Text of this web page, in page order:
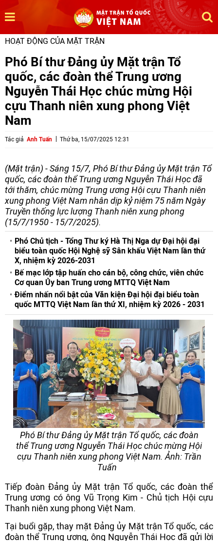
HOẠT ĐỘNG CỦA MẶT TRẬN
Phó Bí thư Đảng ủy Mặt trận Tổ
quốc, các đoàn thể Trung ương
Nguyễn Thái Học chúc mừng Hội
cựu Thanh niên xung phong Việt
Nam
Tác giả Anh Tuấn Thứ ba, 15/07/2025 12:31
(Mặt trận) - Sáng 15/7, Phó Bí thư Đảng ủy Mặt trận Tổ
quốc, các đoàn thể Trung ương Nguyễn Thái Học đã
tới thăm, chúc mừng Trung ương Hội cựu Thanh niên
xung phong Việt Nam nhân dịp kỷ niệm 75 năm Ngày
Truyền thống lực lượng Thanh niên xung phong
(15/7/1950 - 15/7/2025).
Phó Chủ tịch - Tổng Thư ký Hà Thị Nga dự Đại hội đại
biểu toàn quốc Hội Nghệ sỹ Sân khấu Việt Nam lần thứ
X, nhiệm kỳ 2026-2031
Bế mạc lớp tập huấn cho cán bộ, công chức, viên chức
Cơ quan Ủy ban Trung ương MTTQ Việt Nam
Điểm nhấn nổi bật của Văn kiện Đại hội đại biểu toàn
quốc MTTQ Việt Nam lần thứ XI, nhiệm kỳ 2026 - 2031
Phó Bí thư Đảng ủy Mặt trận Tổ quốc, các đoàn
thể Trung ương Nguyễn Thái Học chúc mừng Hội
cựu Thanh niên xung phong Việt Nam. Ảnh: Trần
Tuấn
Tiếp đoàn Đảng ủy Mặt trận Tổ quốc, các đoàn thể
Trung ương có ông Vũ Trọng Kim - Chủ tịch Hội cựu
Thanh niên xung phong Việt Nam.
Tại buổi gặp, thay mặt Đảng ủy Mặt trận Tổ quốc, các
đoàn thể Trung ương, ông Nguyễn Thái Học đã gửi lời